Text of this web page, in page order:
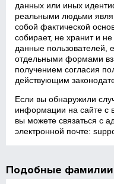
данных или иных
реальными людьми
собой фактической
собирает, не хранит и
данные пользователей,
отдельными формами
получением согласия
действующим
Если вы обнаружили
информации на сайте с
вы можете связаться с
электронной почте:
Подобные фамилии